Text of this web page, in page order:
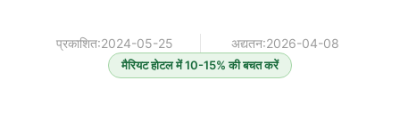
प्रकाशित:2024-05-25 अद्यतन:2026-04-08
मैरियट होटल में 10-15% की बचत करें